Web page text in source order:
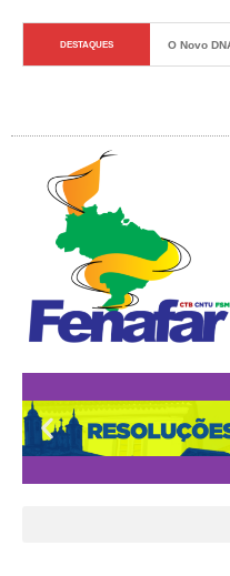
DESTAQUES O Novo